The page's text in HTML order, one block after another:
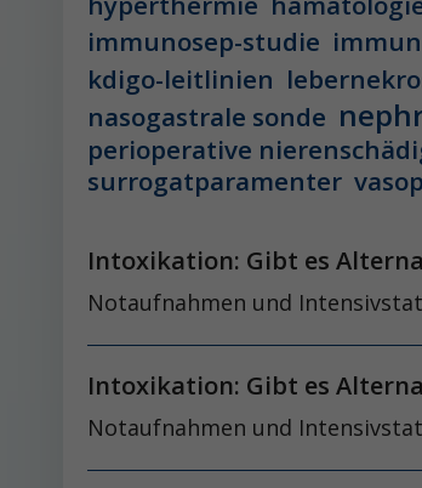
immunosep-studie
kdigo-leitlinien
nasogastrale sonde
perioperative
surrogatparamenter
Intoxikation: Gibt es
Notaufnahmen und
Intoxikation: Gibt es
Notaufnahmen und